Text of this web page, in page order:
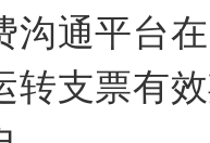
沟通平台
转支票有